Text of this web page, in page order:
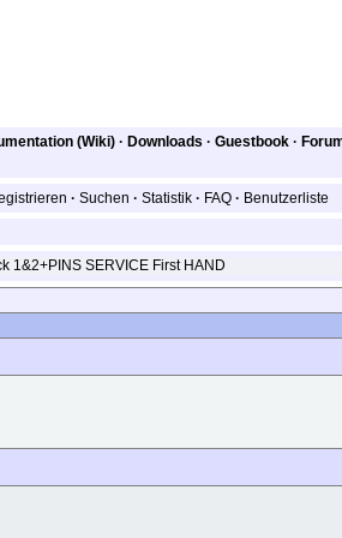
(Wiki) · Downloads · Guestbook ·
· Suchen · Statistik · FAQ · Benutzerliste
1&2+PINS SERVICE First HAND